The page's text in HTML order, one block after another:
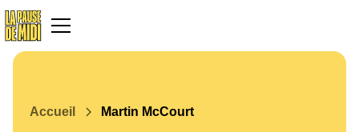
Accueil Martin McCourt